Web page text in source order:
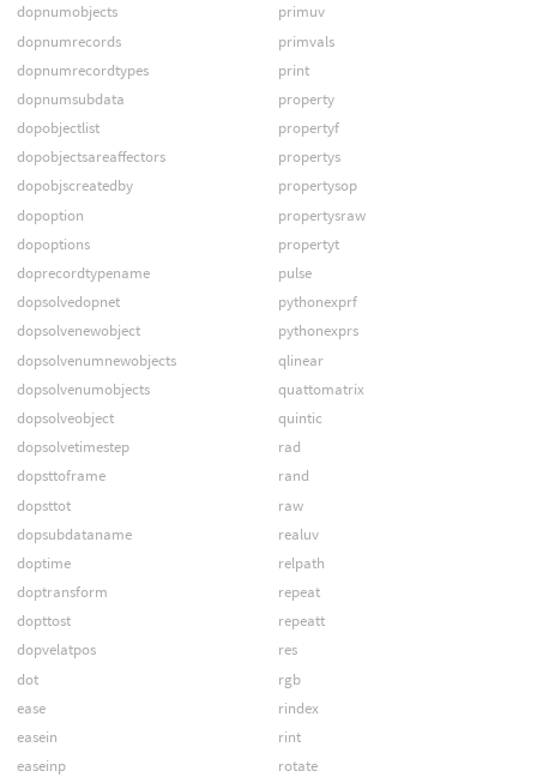
dopnumobjects
dopnumrecords
dopnumrecordtypes
dopnumsubdata
dopobjectlist
dopobjectsareaffectors
dopobjscreatedby
dopoption
dopoptions
doprecordtypename
dopsolvedopnet
dopsolvenewobject
dopsolvenumnewobjects
dopsolvenumobjects
dopsolveobject
dopsolvetimestep
dopsttoframe
dopsttot
dopsubdataname
doptime
doptransform
dopttost
dopvelatpos
dot
ease
easein
easeinp
primuv
primvals
print
property
propertyf
propertys
propertysop
propertysraw
propertyt
pulse
pythonexprf
pythonexprs
qlinear
quattomatrix
quintic
rad
rand
raw
realuv
relpath
repeat
repeatt
res
rgb
rindex
rint
rotate